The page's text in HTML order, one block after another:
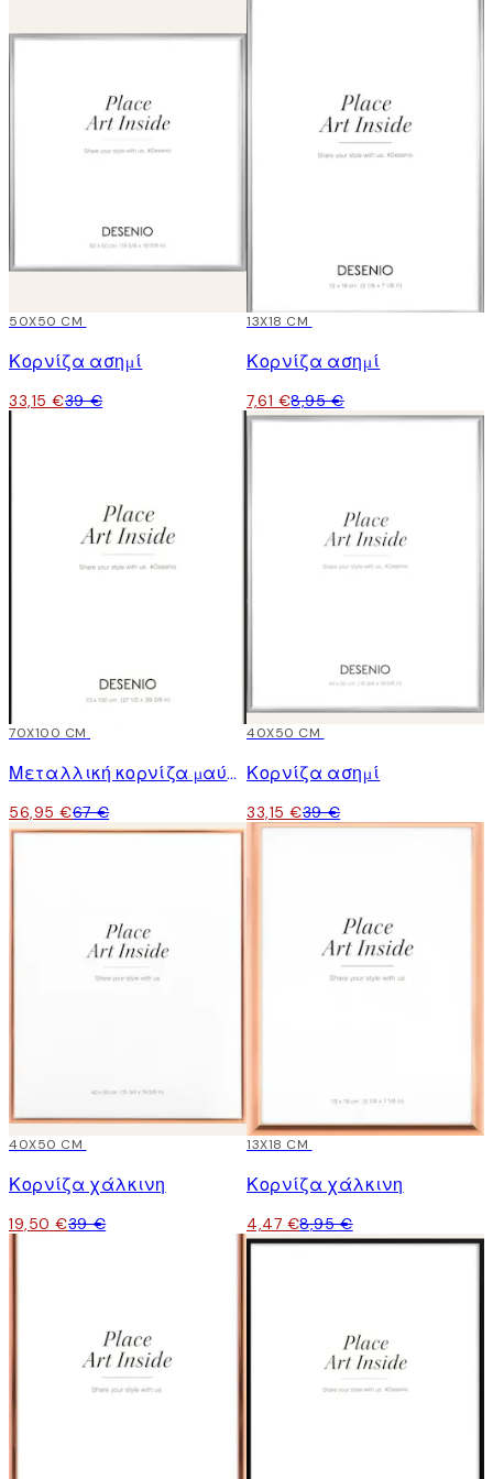
15%*
50X50 CM
Κορνίζα ασημί
33,15 €39 €
15%*
13X18 CM
Κορνίζα ασημί
7,61 €8,95 €
15%*
70X100 CM
Μεταλλική κορνίζα μαύρη
56,95 €67 €
15%*
40X50 CM
Κορνίζα ασημί
33,15 €39 €
-50%
40X50 CM
Κορνίζα χάλκινη
19,50 €39 €
-50%
13X18 CM
Κορνίζα χάλκινη
4,47 €8,95 €